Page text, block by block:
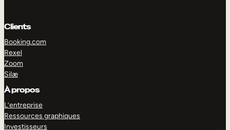
Clients
Booking.com
Rexel
Zoom
Silæ
À propos
L’entreprise
Ressources graphiques
Investisseurs